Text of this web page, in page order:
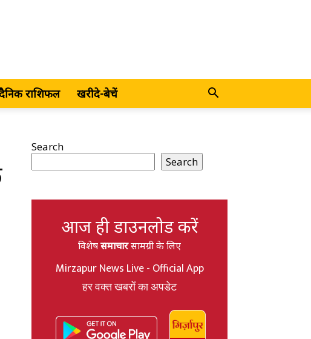
राशिफल खरीदे-बेचें
Search
Search
आज ही डाउनलोड करें
विशेषसमाचारसामग्री के लिए
Mirzapur News Live - Official App
हर वक्त खबरों का अपडेट